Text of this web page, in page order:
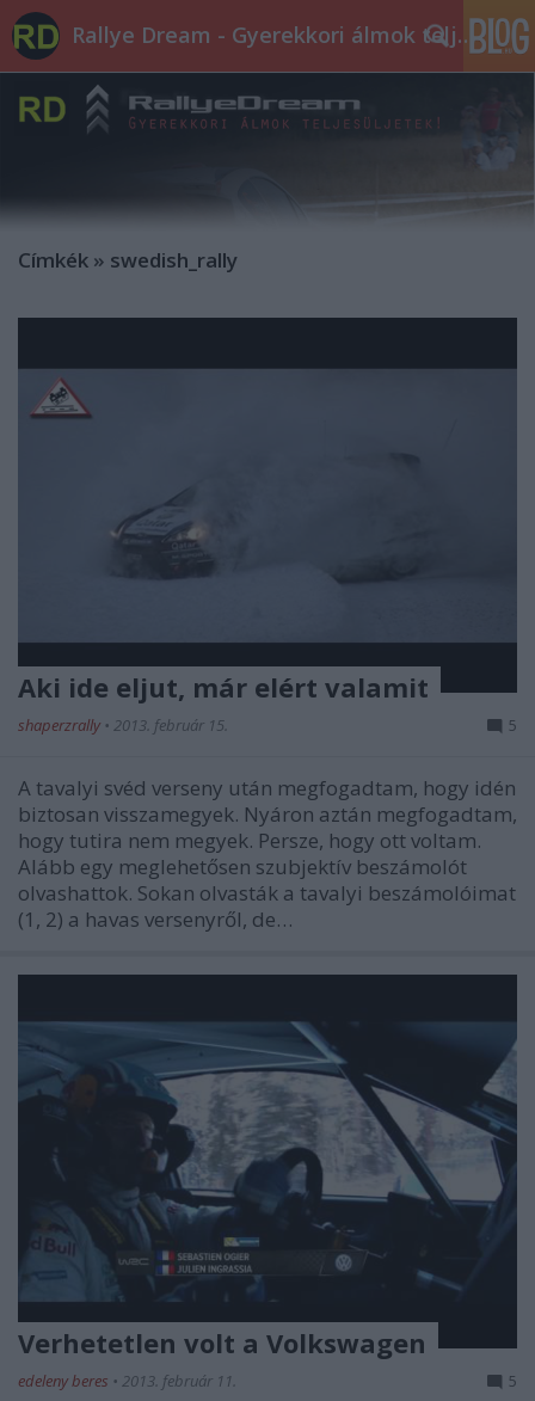
Rallye Dream - Gyerekkori álmok teljesüljetek!
Címkék » swedish_rally
Aki ide eljut, már elért valamit
shaperzrally • 2013. február 15. 5
A tavalyi svéd verseny után megfogadtam, hogy idén
biztosan visszamegyek. Nyáron aztán megfogadtam,
hogy tutira nem megyek. Persze, hogy ott voltam.
Alább egy meglehetősen szubjektív beszámolót
olvashattok. Sokan olvasták a tavalyi beszámolóimat
(1, 2) a havas versenyről, de…
Verhetetlen volt a Volkswagen
edeleny beres • 2013. február 11. 5